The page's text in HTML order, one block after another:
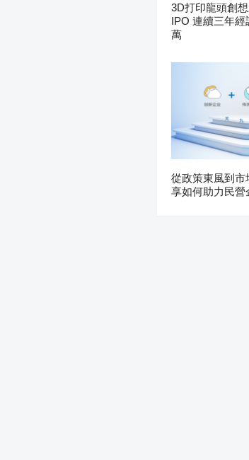
3D打印龍頭創
IPO 連續三年經
萬
從政策東風到
享如何助力民營